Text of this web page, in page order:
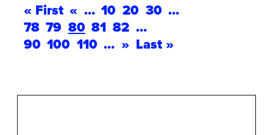
FB IN TW YT LN VB
« First « … 10 20 30 …
78 79 80 81 82 …
90 100 110 … » Last »